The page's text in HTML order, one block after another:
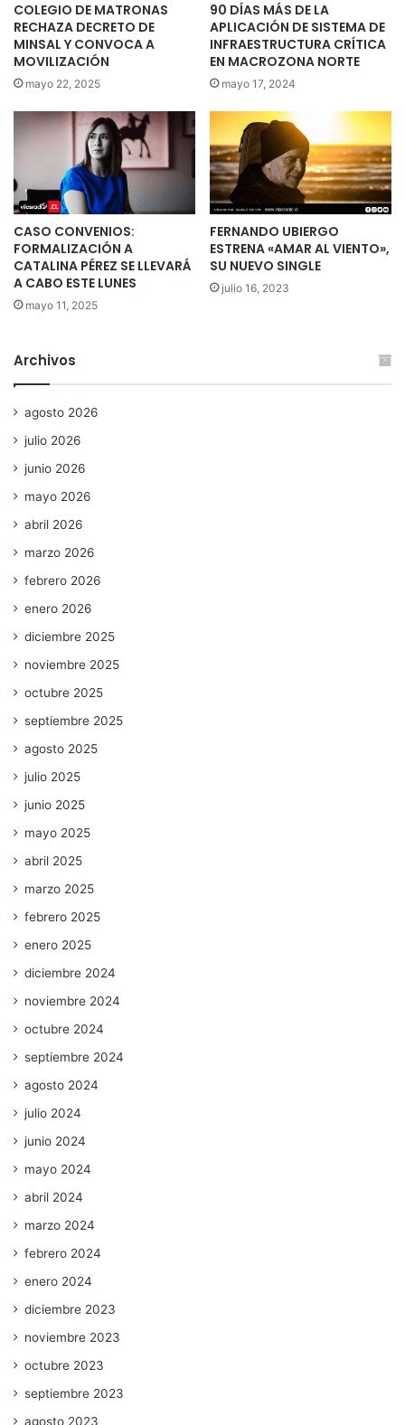
COLEGIO DE MATRONAS
RECHAZA DECRETO DE
MINSAL Y CONVOCA A
MOVILIZACIÓN
mayo 22, 2025
90 DÍAS MÁS DE LA
APLICACIÓN DE SISTEMA DE
INFRAESTRUCTURA CRÍTICA
EN MACROZONA NORTE
mayo 17, 2024
CASO CONVENIOS:
FORMALIZACIÓN A
CATALINA PÉREZ SE LLEVARÁ
A CABO ESTE LUNES
mayo 11, 2025
FERNANDO UBIERGO
ESTRENA «AMAR AL VIENTO»,
SU NUEVO SINGLE
julio 16, 2023
Archivos
agosto 2026
julio 2026
junio 2026
mayo 2026
abril 2026
marzo 2026
febrero 2026
enero 2026
diciembre 2025
noviembre 2025
octubre 2025
septiembre 2025
agosto 2025
julio 2025
junio 2025
mayo 2025
abril 2025
marzo 2025
febrero 2025
enero 2025
diciembre 2024
noviembre 2024
octubre 2024
septiembre 2024
agosto 2024
julio 2024
junio 2024
mayo 2024
abril 2024
marzo 2024
febrero 2024
enero 2024
diciembre 2023
noviembre 2023
octubre 2023
septiembre 2023
agosto 2023